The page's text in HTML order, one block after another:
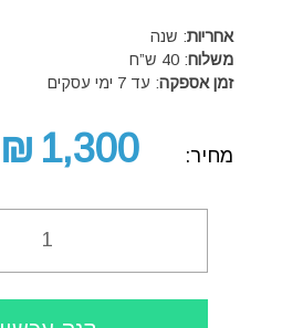
אחריות: שנה
משלוח: 40 ש”ח
זמן אספקה: עד 7 ימי עסקים
מחיר: ₪ 1,300